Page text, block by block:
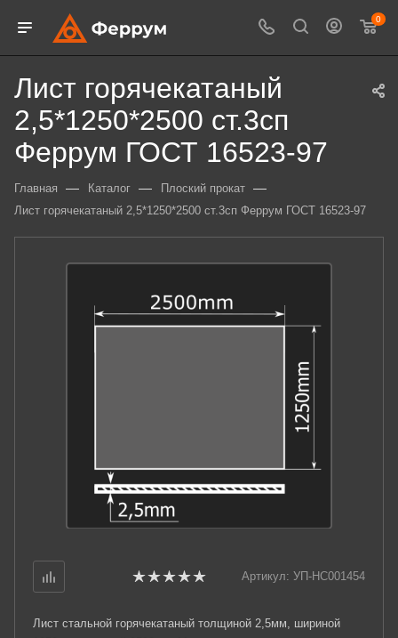
0
Лист горячекатаный
2,5*1250*2500 ст.3сп
Феррум ГОСТ 16523-97
Главная — Каталог — Плоский прокат —
Лист горячекатаный 2,5*1250*2500 ст.3сп Феррум ГОСТ 16523-97
Артикул: УП-НС001454
Лист стальной горячекатаный толщиной 2,5мм, шириной